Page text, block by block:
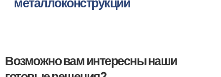
Возможно вам интересны наши